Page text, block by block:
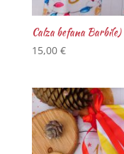
Calza befana Barbi(e)
15,00 €